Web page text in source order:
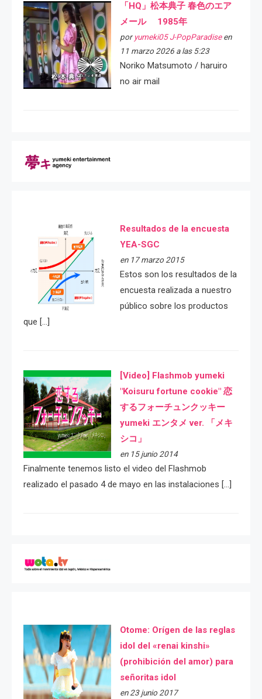
「HQ」松本典子 春色のエア
メール 1985年
por yumeki05 J-PopParadiseen
11 marzo 2026 a las 5:23
Noriko Matsumoto / haruiro
no air mail
Resultados de la encuesta
YEA-SGC
en 17 marzo 2015
Estos son los resultados de la
encuesta realizada a nuestro
público sobre los productos
que […]
[Video] Flashmob yumeki
"Koisuru fortune cookie" 恋
するフォーチュンクッキー
yumeki エンタメ ver. 「メキ
シコ」
en 15 junio 2014
Finalmente tenemos listo el video del Flashmob
realizado el pasado 4 de mayo en las instalaciones […]
Otome: Orígen de las reglas
idol del «renai kinshi»
(prohibición del amor) para
señoritas idol
en 23 junio 2017